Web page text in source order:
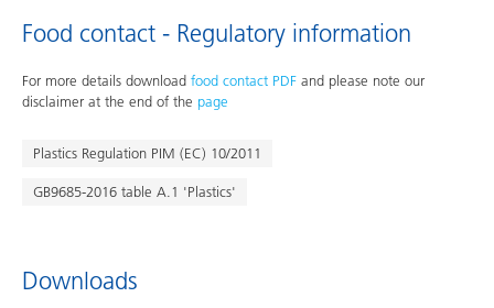
Food contact - Regulatory information
For more details download food contact PDF and please note our
disclaimer at the end of the page
Plastics Regulation PIM (EC) 10/2011
GB9685-2016 table A.1 'Plastics'
Downloads